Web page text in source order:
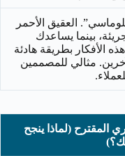
العقيق الأحمر
بينما يساعدك
الأفكار بطريقة هادئة
مثالي للمصممين
المقترح (لماذا ينجح